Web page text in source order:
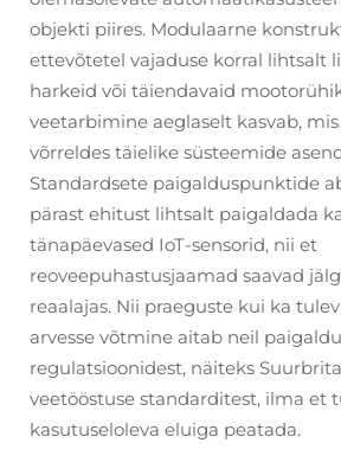
objekti piires. Modulaarne
ettevõtetel vajaduse korral lihtsalt
harkeid või täiendavaid
veetarbimine aeglaselt kasvab, mis
võrreldes täielike süsteemide
Standardsete paigalduspunktide
pärast ehitust lihtsalt paigaldada
tänapäevased IoT-sensorid, nii et
reoveepuhastusjaamad saavad
reaalajas. Nii praeguste kui ka
arvesse võtmine aitab neil
regulatsioonidest, näiteks
veetööstuse standarditest, ilma et
kasutuseloleva eluiga peatada.